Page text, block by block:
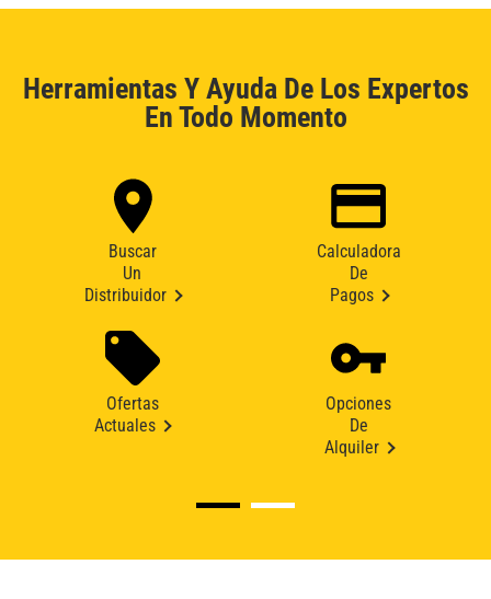
Herramientas Y Ayuda De Los Expertos
En Todo Momento
Buscar
Un
Distribuidor
Calculadora
De
Pagos
Ofertas
Actuales
Opciones
De
Alquiler